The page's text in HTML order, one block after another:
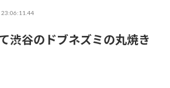
渋谷のドブネズミの丸焼き